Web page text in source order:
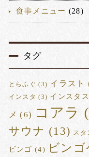
食事メニュー (28)
タグ
とらふぐ (3) イラスト
インスタ (3) インスタ
メ (6) コアラ
サウナ (13) スタ
ビンゴ (4) ビンゴ